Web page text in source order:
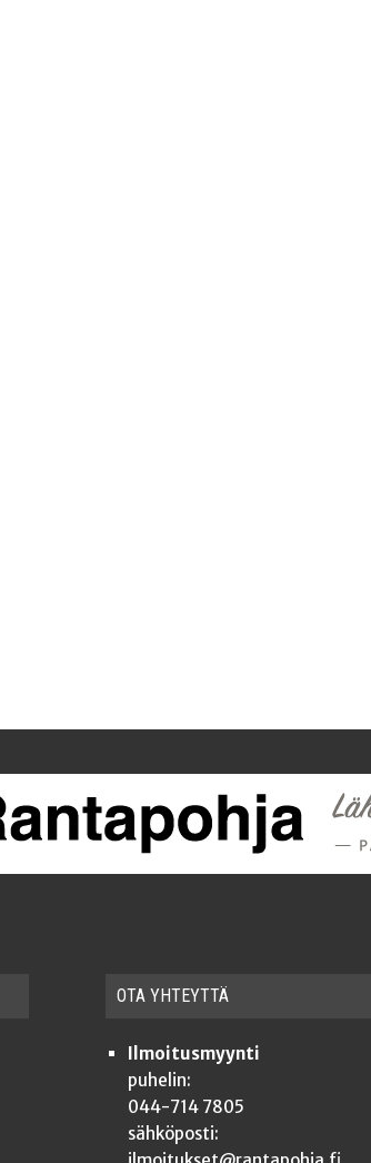
OTA YHTEYT­TÄ
Ilmoitusmyynti
puhelin:
044-714 7805
sähköposti: